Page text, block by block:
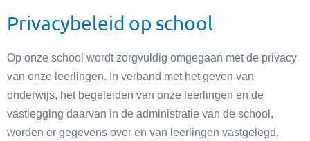
Privacybeleid op school
Op onze school wordt zorgvuldig omgegaan met de privacy
van onze leerlingen. In verband met het geven van
onderwijs, het begeleiden van onze leerlingen en de
vastlegging daarvan in de administratie van de school,
worden er gegevens over en van leerlingen vastgelegd.